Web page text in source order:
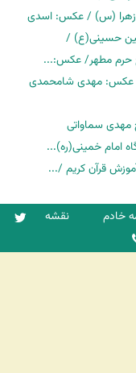
زهرا (س) / عکس: اسدی
حسینی(ع) /
حرم مطهر/ عکس:...
/ عکس: مهدی شامحمدی
مهدی سماواتی
امام خمینی(ره)...
قرآن کریم /...
خادم نقشه